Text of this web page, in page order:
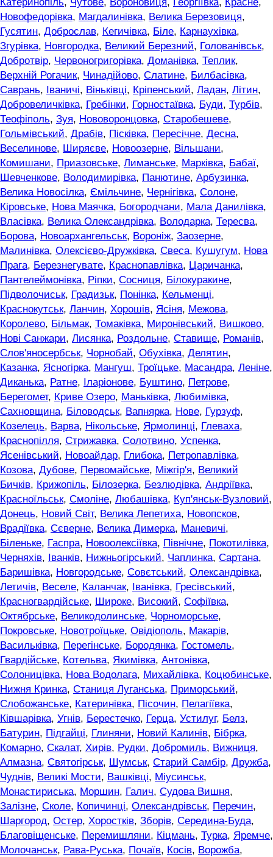
Катеринопіль, Чутове, Вороновиця, Георгіївка, Красне,
Новофедорівка, Магдалинівка, Велика Березовиця,
Гусятин, Доброслав, Кегичівка, Біле, Карнаухівка,
Згурівка, Новгородка, Великий Березний, Голованівськ,
Добротвір, Червоногригорівка, Доманівка, Теплик,
Верхній Рогачик, Чинадійово, Слатине, Билбасівка,
Саврань, Іваничі, Віньківці, Кріпенський, Ладан, Літин,
Добровеличківка, Гребінки, Горностаївка, Буди, Турбів,
Теофіполь, Зуя, Нововоронцовка, Старобешеве,
Гольмівський, Драбів, Пісківка, Пересічне, Десна,
Веселинове, Ширяєве, Новоозерне, Вільшани,
Комишани, Приазовське, Лиманське, Марківка, Бабаї,
Шевченкове, Володимирівка, Панютине, Арбузинка,
Велика Новосілка, Ємільчине, Чернігівка, Солоне,
Кіровське, Нова Маячка, Богородчани, Мала Данилівка,
Власівка, Велика Олександрівка, Володарка, Тересва,
Борова, Новоархангельськ, Вороніж, Заозерне,
Малинівка, Олексієво-Дружківка, Свеса, Кушугум, Нова
Прага, Березнегувате, Краснопавлівка, Царичанка,
Пантелеймонівка, Ріпки, Сосниця, Білокуракине,
Підволочиськ, Градизьк, Понінка, Кельменці,
Краснокутськ, Ланчин, Хорошів, Ясіня, Межова,
Королево, Більмак, Томаківка, Миронівський, Вишково,
Нові Санжари, Лисянка, Роздольне, Ставище, Романів,
Слов'яносербськ, Чорнобай, Обухівка, Делятин,
Казанка, Ясногірка, Мангуш, Троїцьке, Масандра, Леніне,
Диканька, Ратне, Іларіонове, Буштино, Петрове,
Берегомет, Криве Озеро, Маньківка, Любимівка,
Сахновщина, Біловодськ, Вапнярка, Нове, Гурзуф,
Козелець, Варва, Нікольське, Ярмолинці, Глеваха,
Краснопілля, Стрижавка, Солотвино, Успенка,
Ясенівський, Новоайдар, Глибока, Петропавлівка,
Козова, Дубове, Первомайське, Міжгір'я, Великий
Бичків, Крижопіль, Білозерка, Безлюдівка, Андріївка,
Красноїльськ, Смоліне, Любашівка, Куп'янськ-Вузловий,
Донець, Новий Світ, Велика Лепетиха, Новопсков,
Врадіївка, Сєверне, Велика Димерка, Маневичі,
Біленьке, Гаспра, Новоолексіївка, Північне, Покотилівка,
Черняхів, Іванків, Нижньогірський, Чаплинка, Сартана,
Баришівка, Новгородське, Совєтський, Олександрівка,
Летичів, Веселе, Каланчак, Іванівка, Гресівський,
Красногвардійське, Широке, Високий, Софіївка,
Октябрське, Великодолинське, Чорноморське,
Покровське, Новотроїцьке, Овідіополь, Макарів,
Васильківка, Перегінське, Бородянка, Гостомель,
Гвардійське, Котельва, Якимівка, Антонівка,
Солоницівка, Нова Водолага, Михайлівка, Коцюбинське,
Нижня Кринка, Станиця Луганська, Приморський,
Слобожанське, Катеринівка, Пісочин, Пелагіївка,
Ківшарівка, Угнів, Берестечко, Герца, Устилуг, Белз,
Батурин, Підгайці, Глиняни, Новий Калинів, Бібрка,
Комарно, Скалат, Хирів, Рудки, Добромиль, Вижниця,
Алмазна, Святогірськ, Шумськ, Старий Самбір, Дружба,
Чуднів, Великі Мости, Вашківці, Міусинськ,
Монастириська, Моршин, Галич, Судова Вишня,
Залізне, Сколе, Копичинці, Олександрівськ, Перечин,
Шаргород, Остер, Хоростків, Зборів, Середина-Буда,
Благовіщенське, Перемишляни, Кіцмань, Турка, Яремче,
Молочанськ, Рава-Руська, Почаїв, Косів, Ворожба,